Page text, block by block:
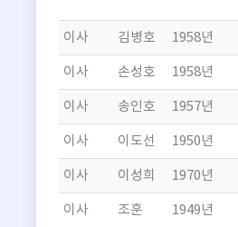
이사 김병호 1958년
이사 손성호 1958년
이사 송인호 1957년
이사 이도선 1950년
이사 이성희 1970년
이사 조훈 1949년